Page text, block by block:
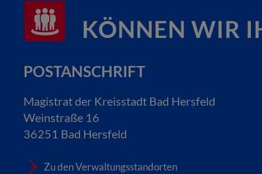
KÖNNEN WIR
POSTANSCHRIFT
Magistrat der Kreisstadt Bad Hersfeld
Weinstraße 16
36251 Bad Hersfeld
Zu den Verwaltungsstandorten